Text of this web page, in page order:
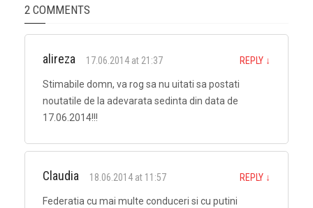
2 COMMENTS
alireza 17.06.2014 at 21:37 REPLY ↓
Stimabile domn, va rog sa nu uitati sa postati
noutatile de la adevarata sedinta din data de
17.06.2014!!!
Claudia 18.06.2014 at 11:57 REPLY ↓
Federatia cu mai multe conduceri si cu putini